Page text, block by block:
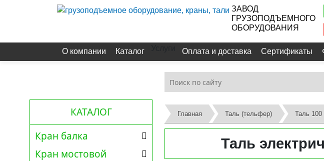
ЗАВОД
ГРУЗОПОДЪЕМНОГО
ОБОРУДОВАНИЯ
О компании Каталог Оплата и доставка Сертификаты
КАТАЛОГ
Кран балка
Кран мостовой
Главная Таль (тельфер) Таль 100
Таль